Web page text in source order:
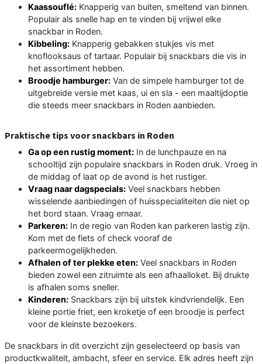
Kaassouflé: Knapperig van buiten, smeltend van binnen.
Populair als snelle hap en te vinden bij vrijwel elke
snackbar in Roden.
Kibbeling: Knapperig gebakken stukjes vis met
knoflooksaus of tartaar. Populair bij snackbars die vis in
het assortiment hebben.
Broodje hamburger: Van de simpele hamburger tot de
uitgebreide versie met kaas, ui en sla - een maaltijdoptie
die steeds meer snackbars in Roden aanbieden.
Praktische tips voor snackbars in Roden
Ga op een rustig moment: In de lunchpauze en na
schooltijd zijn populaire snackbars in Roden druk. Vroeg in
de middag of laat op de avond is het rustiger.
Vraag naar dagspecials: Veel snackbars hebben
wisselende aanbiedingen of huisspecialiteiten die niet op
het bord staan. Vraag ernaar.
Parkeren: In de regio van Roden kan parkeren lastig zijn.
Kom met de fiets of check vooraf de
parkeermogelijkheden.
Afhalen of ter plekke eten: Veel snackbars in Roden
bieden zowel een zitruimte als een afhaalloket. Bij drukte
is afhalen soms sneller.
Kinderen: Snackbars zijn bij uitstek kindvriendelijk. Een
kleine portie friet, een kroketje of een broodje is perfect
voor de kleinste bezoekers.
De snackbars in dit overzicht zijn geselecteerd op basis van
productkwaliteit, ambacht, sfeer en service. Elk adres heeft zijn